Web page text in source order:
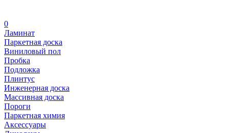
0
Ламинат
Паркетная доска
Виниловый пол
Пробка
Подложка
Плинтус
Инженерная доска
Массивная доска
Пороги
Паркетная химия
Аксессуары